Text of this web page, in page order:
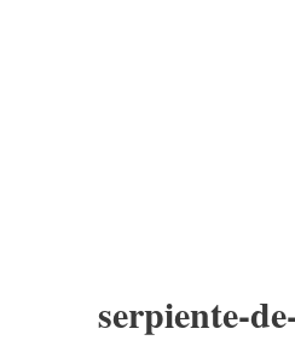
serpiente-